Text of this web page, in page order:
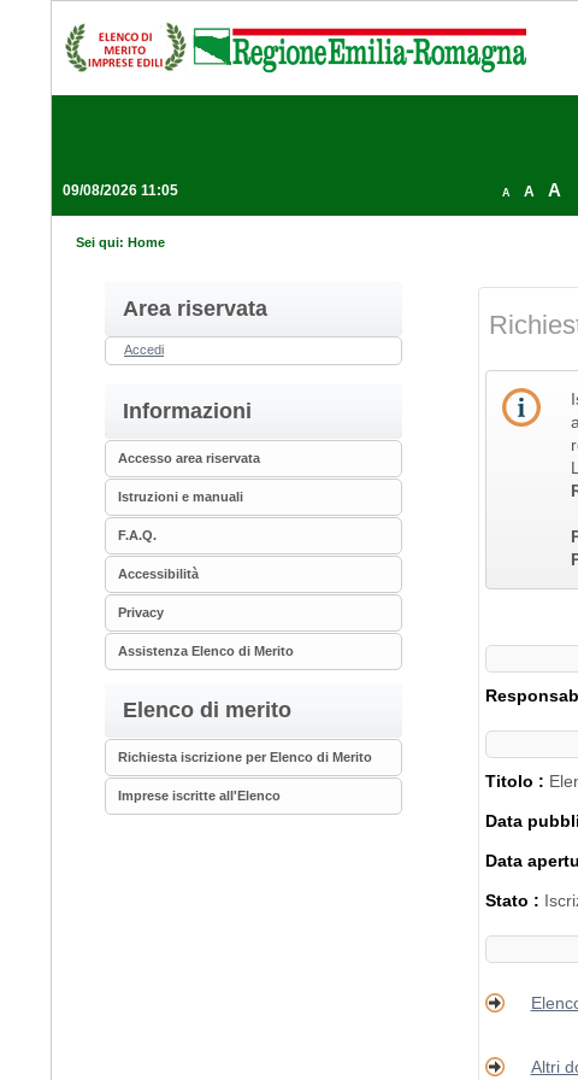
09/08/2026 11:05 A A A
Sei qui: Home
Area riservata
Accedi
Informazioni
Accesso area riservata
Istruzioni e manuali
F.A.Q.
Accessibilità
Privacy
Assistenza Elenco di Merito
Elenco di merito
Richiesta iscrizione per Elenco di Merito
Imprese iscritte all'Elenco
Titolo :
Data
Data
Stato :
Altri